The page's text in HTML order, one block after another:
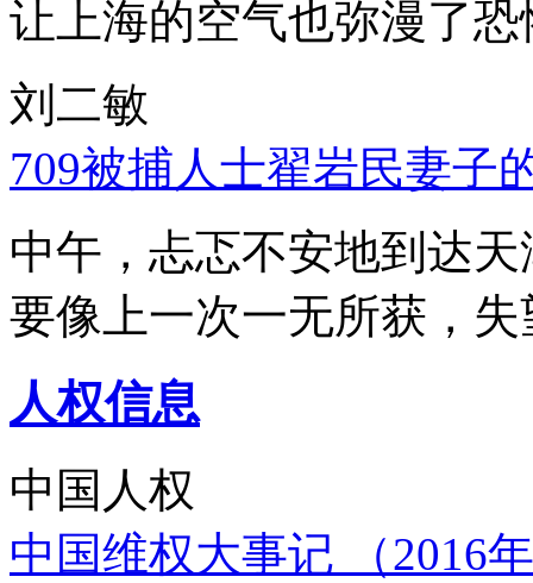
让上海的空气也弥漫了
刘二敏
709被捕人士翟岩民妻子
中午，忐忑不安地到达
要像上一次一无所获，
人权信息
中国人权
中国维权大事记 （2016